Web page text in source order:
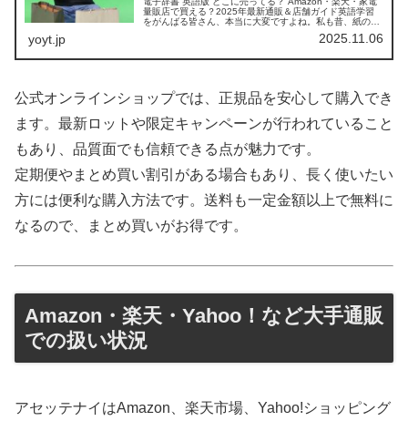
量販店で買える？2025年最新通販＆店舗ガイド英語学習
をがんばる皆さん、本当に大変ですよね。私も昔、紙の辞
yoyt.jp 2025.11.06
公式オンラインショップでは、正規品を安心して購入でき
ます。最新ロットや限定キャンペーンが行われていること
もあり、品質面でも信頼できる点が魅力です。
定期便やまとめ買い割引がある場合もあり、長く使いたい
方には便利な購入方法です。送料も一定金額以上で無料に
なるので、まとめ買いがお得です。
Amazon・楽天・Yahoo！など大手通販
での扱い状況
アセッテナイはAmazon、楽天市場、Yahoo!ショッピング